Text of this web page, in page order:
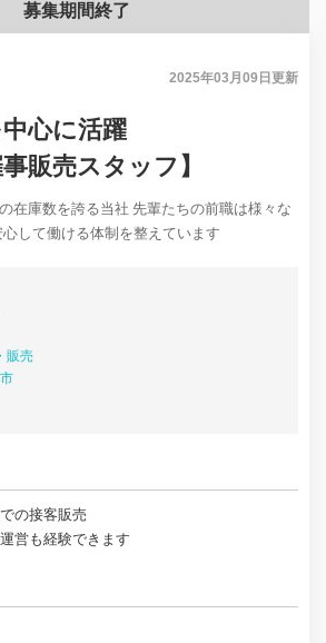
募集期間終了
2025年03月09日 更新
心に活躍
販売スタッフ】
在庫数を誇る当社 先輩たちの前職は様々な
して働ける体制を整えています
販売
の接客販売
営も経験できます